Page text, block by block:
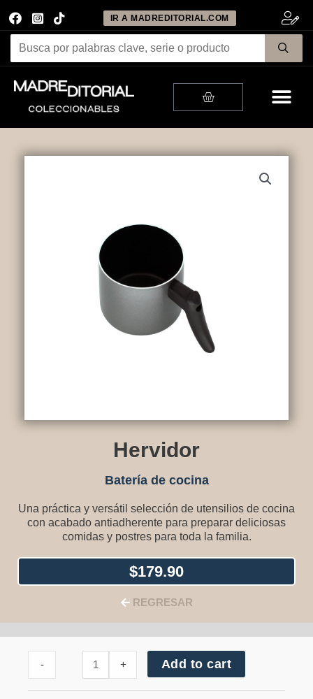
IR A MADREDITORIAL.COM
Cart
Hervidor
Batería de cocina
Una práctica y versátil selección de utensilios de cocina
con acabado antiadherente para preparar deliciosas
comidas y postres para toda la familia.
$179.90
REGRESAR
Hervidor
- + Add to cart